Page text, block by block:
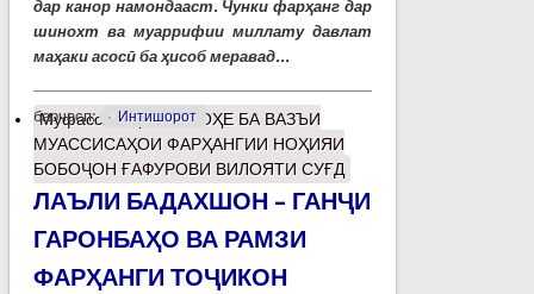
дар канор намондааст. Чунки фарҳанг дар
шинохт ва муаррифии миллату давлат
маҳаки асосӣ ба ҳисоб меравад...
барчасп: Интишорот
Муфассалтаро НИГОҲЕ БА ВАЗЪИ
МУАССИСАҲОИ ФАРҲАНГИИ НОҲИЯИ
БОБОҶОН ҒАФУРОВИ ВИЛОЯТИ СУҒД
ЛАЪЛИ БАДАХШОН – ГАНҶИ
ГАРОНБАҲО ВА РАМЗИ
ФАРҲАНГИ ТОҶИКОН